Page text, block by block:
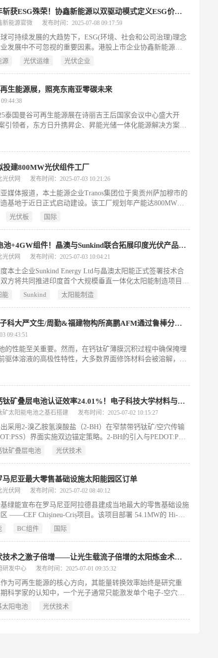
聚 [3-(4 - 羧基丁基)噻吩](P3CT)进行 p 型掺杂制备而成。
P3CT 的噻吩链中夺取电
连续两年斩获ESG殊荣！协鑫新能源以双驱动模式定义ESG价值新标杆
新能源官微 发布时间：2025-07-08 09:17:59
可持续发展的大趋势下，ESG(环境、社会和公司治理)理念
发展中不可忽视的重要因素。港股上市企业协鑫新能源
作为全球清洁能源领域的重要参与者，不仅在ESG领域持续
源 光伏运维 光伏企业
生能源展，照亮东南亚零碳未来
国曼谷可再生能源展在诗丽吉王后国家会议中心盛大开
引领者，东方日升携昇企、昇能光储一体化能源解决方案亮
投建800MW光伏组件工厂
光伏网 发布时间：2025-07-03 10:21:26
媒体报道，本土能源企业Tranos集团位于奥贡州萨加穆市的
基地于近日正式启动建设。该工厂规划年产能达800MW太
板，标志着尼日利亚在可再生能源领域迈出关键一步，有望打
光伏板 国际
2.4GW电池+4GW组件！晶澳与Sunkind联合拓展印度光伏产品生产
光伏网 发布时间：2025-07-03 10:04:21
本土企业Sunkind Energy Ltd与晶澳太阳能正式签署技术合
方将共同推进印度首个大规模垂直一体化太阳能制造项目。
划建设2.4GW太阳能电池及4GW组件生产工厂。
能 Sunkind 太阳能制造
榴莲提取的有机硫分子修饰界面杭州电子科大严文生/周勤&福建物构所高鹏AFM通过鲁棒分子桥构建稳定掩埋界面用于高性能钙钛矿光伏
09:43:51
的性能至关重要。然而，在钙钛矿薄膜沉积过程中确保掩埋
驱体溶液的高极性特性，大多数界面修饰材料会被溶解，从
电子科技大学严文生/周勤&福建物构所高鹏研究团队引入一
25.08
柔性全钙钛矿叠层电池认证效率24.01%！电子科技大学材料与能源学院副院长团队：空穴传输界面的双边锚定策略！
矿太阳能电池之基石搭建 发布时间：2025-07-02 10:15:27
采用2-溴乙胺氢溴酸盐（2-BH）在窄禁带钙钛矿/空穴传输
）界面实施双边锚定策略。2-BH的引入与PEDOT:PSS
层形成双重强键合，同步增强界面粘附力与电荷传输效率。同
钛矿叠层电池 光伏技术
马尼亚最大零售基础设施太阳能园区订单
光伏网 发布时间：2025-07-02 08:40:12
绿能宣布在罗马尼亚阿拉德县建成当地最大的零售基础设施
——CEF Chișineu-Criș项目。该项目部署 54.1MW的 Hi-MO
组件，由 NEPI Rockcastle 子公司 SOLPOWER Energy 开
BC组件 国际
前沿光伏技术之激子倍增——让光生载流子倍增的太阳炼金术（一）
研发中心 发布时间：2025-07-01 09:35:32
为可再生能源的核心方向，其能量转换效率始终是研究重
科学家的认知中，一个光子通常只能激发单个电子-空穴对
应单结硅基太阳电池的理论效率上限为33%[1]。然而，激子
太阳电池 光伏技术